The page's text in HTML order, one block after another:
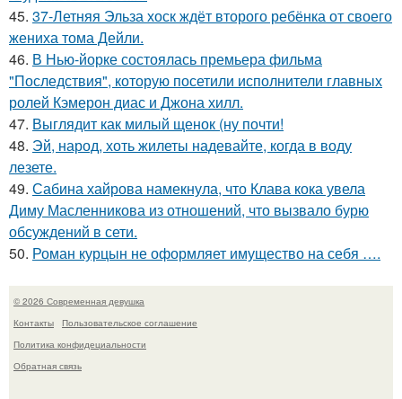
45. 37-Летняя Эльза хоск ждёт второго ребёнка от своего
жениха тома Дейли.
46. В Нью-йорке состоялась премьера фильма
"Последствия", которую посетили исполнители главных
ролей Кэмерон диас и Джона хилл.
47. Выглядит как милый щенок (ну почти!
48. Эй, народ, хоть жилеты надевайте, когда в воду
лезете.
49. Сабина хайрова намекнула, что Клава кока увела
Диму Масленникова из отношений, что вызвало бурю
обсуждений в сети.
50. Роман курцын не оформляет имущество на себя ….
© 2026 Современная девушка
Контакты
Пользовательское соглашение
Политика конфидециальности
Обратная связь